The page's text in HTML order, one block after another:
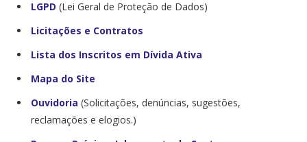
LGPD (Lei Geral de Proteção de Dados)
Licitações e Contratos
Lista dos Inscritos em Dívida Ativa
Mapa do Site
Ouvidoria (Solicitações, denúncias, sugestões,
reclamações e elogios.)